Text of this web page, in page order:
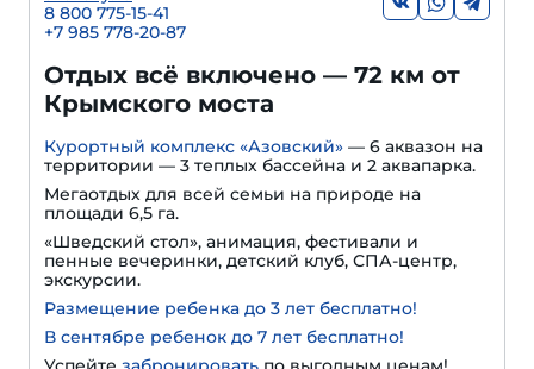
8 800 775-15-41
+7 985 778-20-87
Отдых всё включено — 72 км от
Крымского моста
Курортный комплекс «Азовский» — 6 аквазон на
территории — 3 теплых бассейна и 2 аквапарка.
Мегаотдых для всей семьи на природе на
площади 6,5 га.
«Шведский стол», анимация, фестивали и
пенные вечеринки, детский клуб, СПА-центр,
экскурсии.
Размещение ребенка до 3 лет бесплатно!
В сентябре ребенок до 7 лет бесплатно!